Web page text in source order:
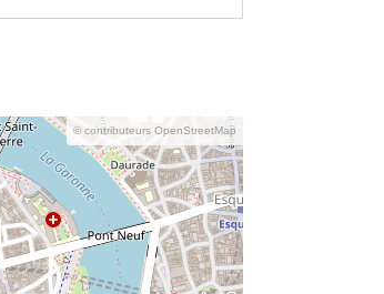
© contributeurs OpenStreetMap